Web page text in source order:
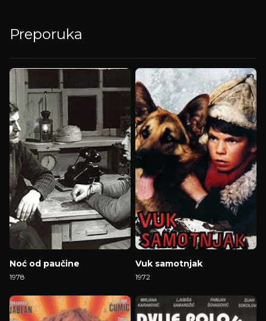
Preporuka
Noć od paučine
1978
Vuk samotnjak
1972